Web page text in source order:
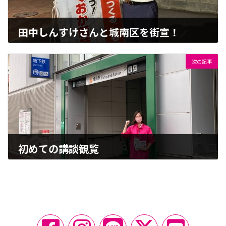
田中しんすけさんと城南区を街宣！
2022-10-15
次の記事
初めての講談観覧
ア
イ
ア
イ
ア
イ
ア
イ
ア
イ